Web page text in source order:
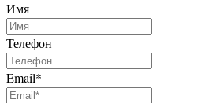
Имя
Телефон
Email*